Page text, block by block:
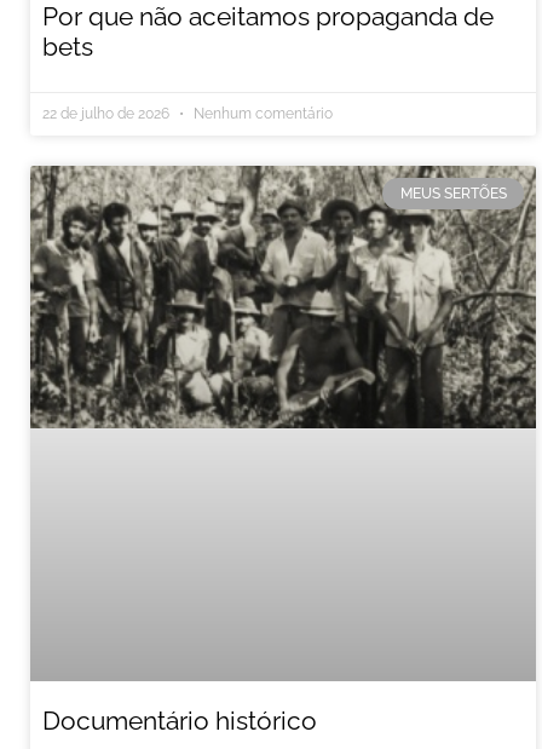
Por que não aceitamos propaganda de
bets
22 de julho de 2026 Nenhum comentário
MEUS SERTÕES
Documentário histórico